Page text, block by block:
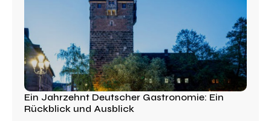
Ein Jahrzehnt Deutscher Gastronomie: Ein
Rückblick und Ausblick